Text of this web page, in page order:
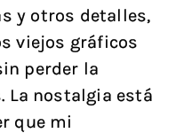
y otros detalles,
viejos gráficos
perder la
La nostalgia está
que mi